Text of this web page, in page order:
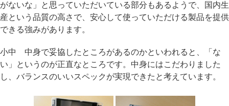
がないな」と思っていただいている部分もあるようで、国内生
産という品質の高さで、安心して使っていただける製品を提供
できる強みがあります。
小中 中身で妥協したところがあるのかといわれると、「な
い」というのが正直なところです。中身にはこだわりました
し、バランスのいいスペックが実現できたと考えています。